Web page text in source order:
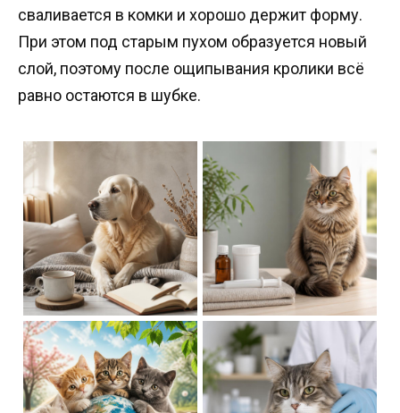
сваливается в комки и хорошо держит форму.
При этом под старым пухом образуется новый
слой, поэтому после ощипывания кролики всё
равно остаются в шубке.